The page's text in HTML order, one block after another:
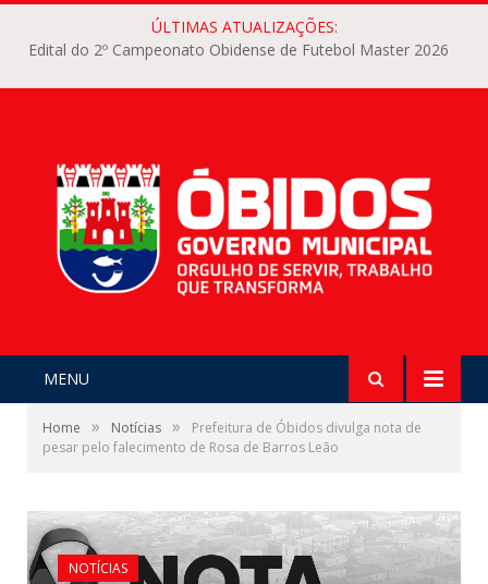
ÚLTIMAS ATUALIZAÇÕES:
Edital do 2º Campeonato Obidense de Futebol Master 2026
MENU
Home » Notícias »
Prefeitura de Óbidos divulga nota de
pesar pelo falecimento de Rosa de Barros Leão
NOTÍCIAS